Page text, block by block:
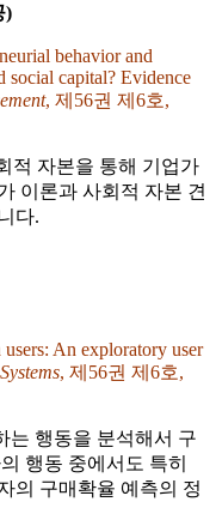
)
behavior and
social capital? Evidence
, 제56권 제6호,
적 자본을 통해 기업가
이론과 사회적 자본 견
다.
users: An exploratory user
, 제56권 제6호,
는 행동을 분석해서 구
행동 중에서도 특히
의 구매확율 예측의 정